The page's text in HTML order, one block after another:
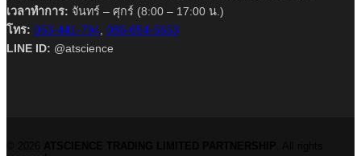
เวลาทำการ: จันทร์ – ศุกร์ (8:00 – 17:00 น.)
โทร: 053-441-794 086-654-5653
LINE ID: @atscience